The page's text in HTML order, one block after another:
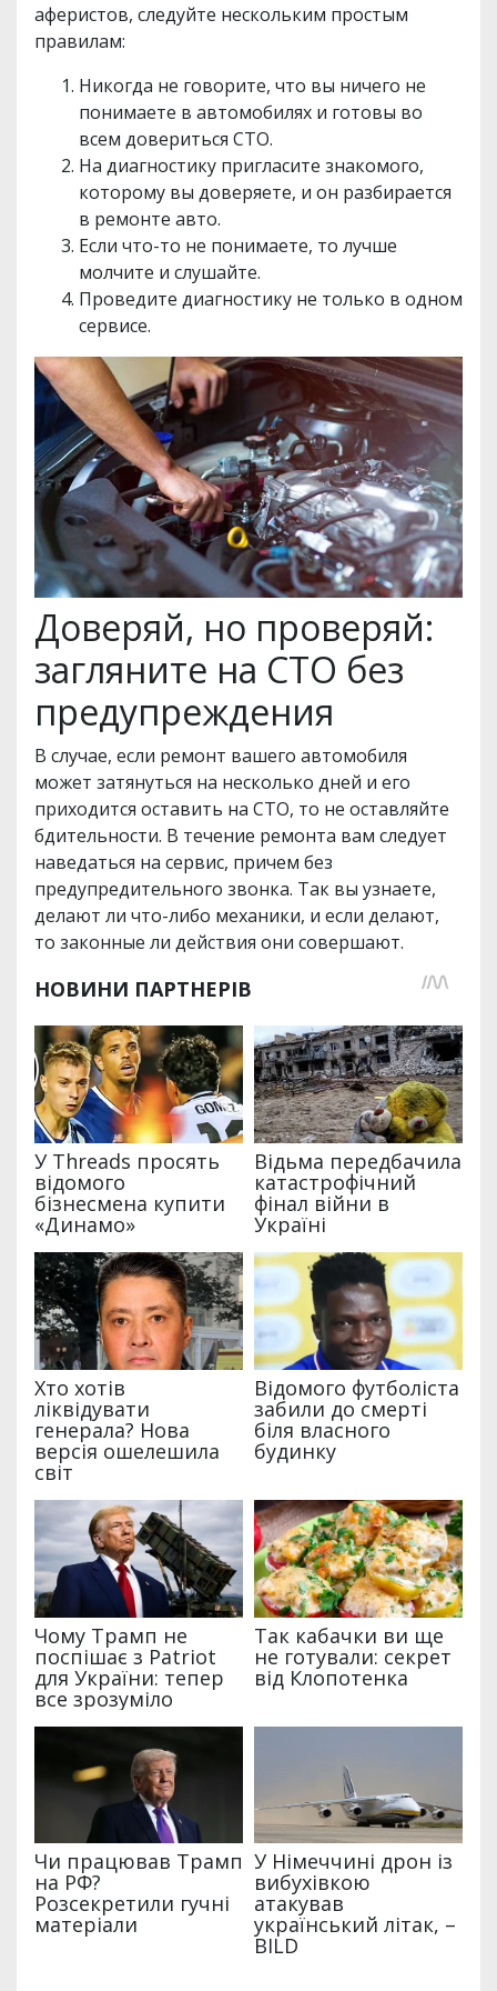
аферистов, следуйте нескольким простым
правилам:
Никогда не говорите, что вы ничего не
понимаете в автомобилях и готовы во
всем довериться СТО.
На диагностику пригласите знакомого,
которому вы доверяете, и он разбирается
в ремонте авто.
Если что-то не понимаете, то лучше
молчите и слушайте.
Проведите диагностику не только в одном
сервисе.
Доверяй, но проверяй:
загляните на СТО без
предупреждения
В случае, если ремонт вашего автомобиля
может затянуться на несколько дней и его
приходится оставить на СТО, то не оставляйте
бдительности. В течение ремонта вам следует
наведаться на сервис, причем без
предупредительного звонка. Так вы узнаете,
делают ли что-либо механики, и если делают,
то законные ли действия они совершают.